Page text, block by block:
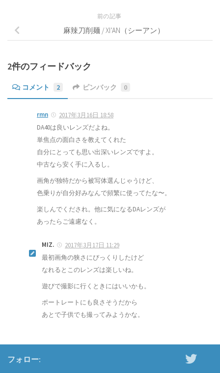
前の記事
麻辣刀削麺 / XI’AN（シーアン）
2件のフィードバック
コメント 2 ピンバック 0
rmn
2017年3月16日 18:58
DA40は良いレンズだよね。
単焦点の面白さを教えてくれた
自分にとっても思い出深いレンズですよ。
中古なら安く手に入るし。
画角が独特だから被写体選んじゃうけど、
色乗りが自分好みなんで頻繁に使ってたな〜。
楽しんでくだされ。他に気になるDAレンズが
あったらご遠慮なく。
MIZ.
2017年3月17日 11:29
最初画角の狭さにびっくりしたけど
なれるとこのレンズは楽しいね。
遊びで撮影に行くときにはいいかも。
ポートレートにも良さそうだから
あとで子供でも撮ってみようかな。
フォロー: